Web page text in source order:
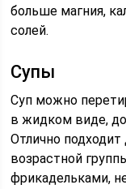
больше магния,
солей.
Супы
Суп можно
в жидком виде,
Отлично подходит
возрастной
фрикадельками,